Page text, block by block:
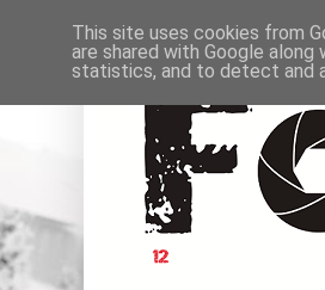
This site uses cookies from
are shared with Google
statistics, and to detect and